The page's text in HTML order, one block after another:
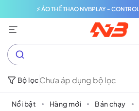
⚡ ÁO THỂ THAO NVBPLAY -
Bộ lọcChưa áp dụng bộ lọc
Nổi bật Hàng mới Bán chạy